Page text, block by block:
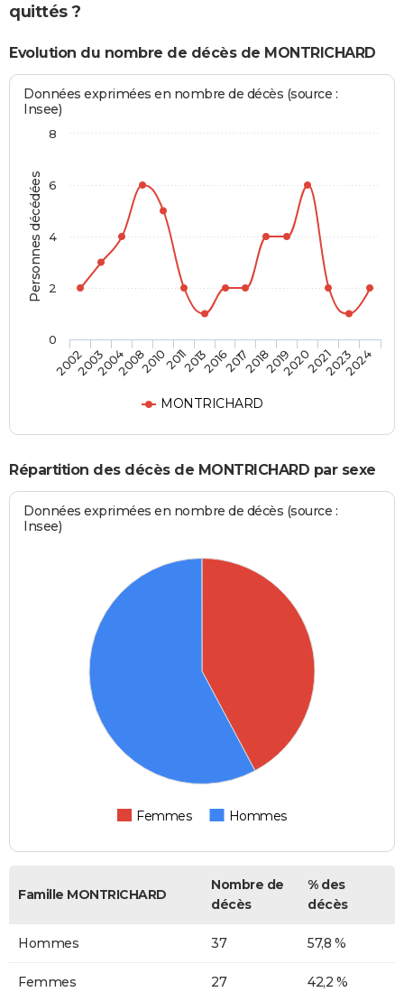
quittés ?
Evolution du nombre de décès de MONTRICHARD
Personnes décédées
Données exprimées en nombre de décès (source :
Insee)
MONTRICHARD
200220032004200820102011201320162017201820192020202120232024
0
2
4
6
8
Répartition des décès de MONTRICHARD par sexe
Données exprimées en nombre de décès (source :
Insee)
Femmes Hommes
Famille MONTRICHARD
Nombre de
décès
% des
décès
Hommes 37 57,8 %
Femmes 27 42,2 %